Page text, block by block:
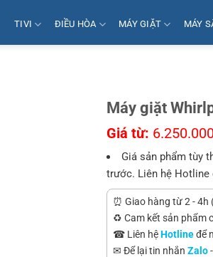
TIVI ĐIỀU HÒA MÁY GIẶT MÁY
Máy giặt
Giá từ:
Giá sản phẩm tùy
trước. Liên hệ
⏰ Giao hàng từ 2 - 4h
♻️ Cam kết sản phẩm
☎ Liên hệHotlineđể
✉ Để lại tin nhắn Zalo-